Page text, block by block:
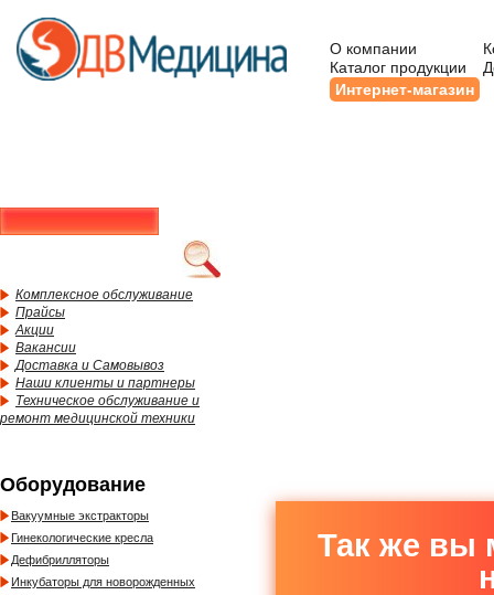
О компании
Каталог продукции
Интернет-магазин
Комплексное обслуживание
Прайсы
Акции
Вакансии
Доставка и Самовывоз
Наши клиенты и партнеры
Техническое обслуживание и
ремонт медицинской техники
Оборудование
Вакуумные экстракторы
Гинекологические кресла
Дефибрилляторы
Инкубаторы для новорожденных
Так же вы